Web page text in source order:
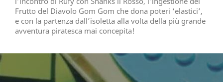
Frutto del Diavolo Gom Gom che dona poteri ‘elastici’,
e con la partenza dall’isoletta alla volta della più grande
avventura piratesca mai concepita!